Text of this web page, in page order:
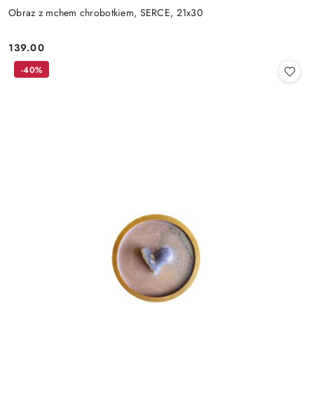
Obraz z mchem chrobotkiem, SERCE, 21x30
Cena:
139.00
-40%